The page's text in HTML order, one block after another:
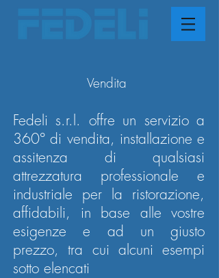
Vendita
Fedeli s.r.l. offre un servizio a
360° di vendita, installazione e
assitenza di qualsiasi
attrezzatura professionale e
industriale per la ristorazione,
affidabili, in base alle vostre
esigenze e ad un giusto
prezzo, tra cui alcuni esempi
sotto elencati